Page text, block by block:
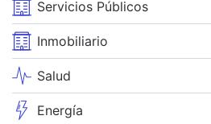
Servicios Públicos
Inmobiliario
Salud
Energía